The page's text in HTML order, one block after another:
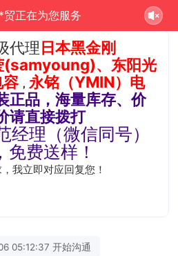
正在为您服务
代理日本黑金刚
、 东阳光
容，永铭（YMIN）电
正品，海量库存、价
请直接拨打
经理（微信同号）
费送样！
我立即对应回复您！
05:12:37 开始沟通